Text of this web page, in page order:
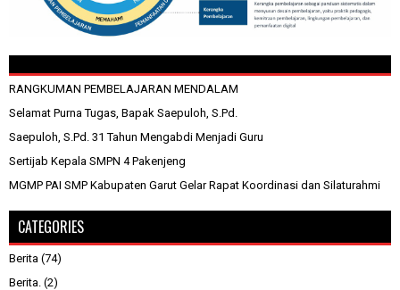
RANGKUMAN PEMBELAJARAN MENDALAM
Selamat Purna Tugas, Bapak Saepuloh, S.Pd.
Saepuloh, S.Pd. 31 Tahun Mengabdi Menjadi Guru
Sertijab Kepala SMPN 4 Pakenjeng
MGMP PAI SMP Kabupaten Garut Gelar Rapat Koordinasi dan Silaturahmi
CATEGORIES
Berita (74)
Berita. (2)